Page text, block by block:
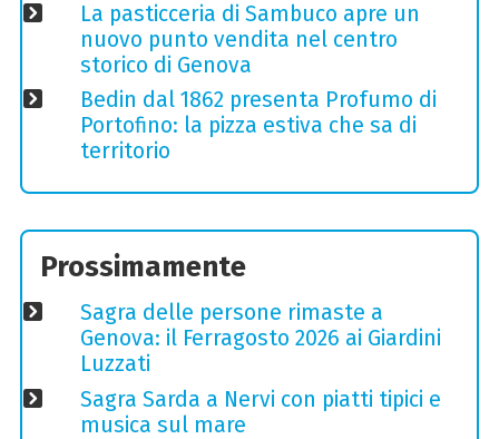
La pasticceria di Sambuco apre un
nuovo punto vendita nel centro
storico di Genova
Bedin dal 1862 presenta Profumo di
Portofino: la pizza estiva che sa di
territorio
Prossimamente
Sagra delle persone rimaste a
Genova: il Ferragosto 2026 ai Giardini
Luzzati
Sagra Sarda a Nervi con piatti tipici e
musica sul mare